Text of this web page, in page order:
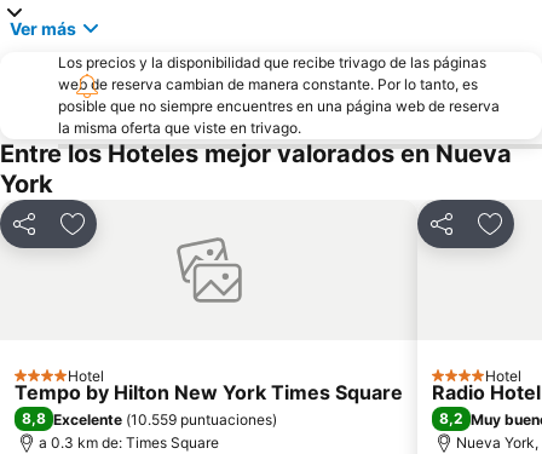
3rd Ave Metro Station
Williamsburg
Aeropuerto LaGuardia
Ver más
Los precios y la disponibilidad que recibe trivago de las páginas
web de reserva cambian de manera constante. Por lo tanto, es
posible que no siempre encuentres en una página web de reserva
la misma oferta que viste en trivago.
Entre los Hoteles mejor valorados en Nueva
York
CompartirAñadir a favoritos
4 Estrellas
Hotel
Tempo by Hilton New York Times Square
8,8 Excelente (10.559 puntuaciones)
a 0.3 km de: Times Square
Compartir
4 Estrellas
Hotel
Radio Hotel
8,2 Muy
Nueva